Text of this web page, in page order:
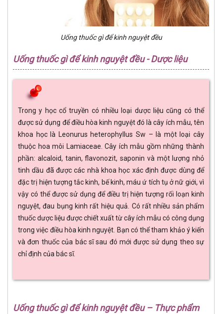
Uống thuốc gì để kinh nguyệt đều
Uống thuốc gì để kinh nguyệt đều - Dược liệu
Trong y học cổ truyền có nhiều loại dược liệu cũng có thể
được sử dụng để điều hòa kinh nguyệt đó là cây ích mẫu, tên
khoa học là Leonurus heterophyllus Sw – là một loại cây
thuộc hoa môi Lamiaceae. Cây ích mẫu gồm những thành
phần: alcaloid, tanin, flavonozit, saponin và một lượng nhỏ
tinh dầu đã được các nhà khoa học xác định được dùng để
đặc trị hiện tượng tắc kinh, bế kinh, máu ứ tích tụ ở nữ giới, vì
vậy có thể được sử dụng để điều trị hiện tượng rối loạn kinh
nguyệt, đau bụng kinh rất hiệu quả. Có rất nhiều sản phẩm
thuốc dược liệu được chiết xuất từ cây ích mẫu có công dụng
trong việc điều hòa kinh nguyệt. Bạn có thể tham khảo ý kiến
và đơn thuốc của bác sĩ sau đó mới được sử dụng theo sự
chỉ định của bác sĩ.
Uống thuốc gì để kinh nguyệt đều – Thực phẩm